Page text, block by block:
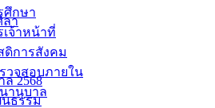
ลา
ล 2568
ธรรม
ศึกษา
เจ้าหน้าที่
ดิการสังคม
วจสอบภายใน
านุบาล
ดาวน์โหลด
Microsoft Excel Worksheet (.xlsx)